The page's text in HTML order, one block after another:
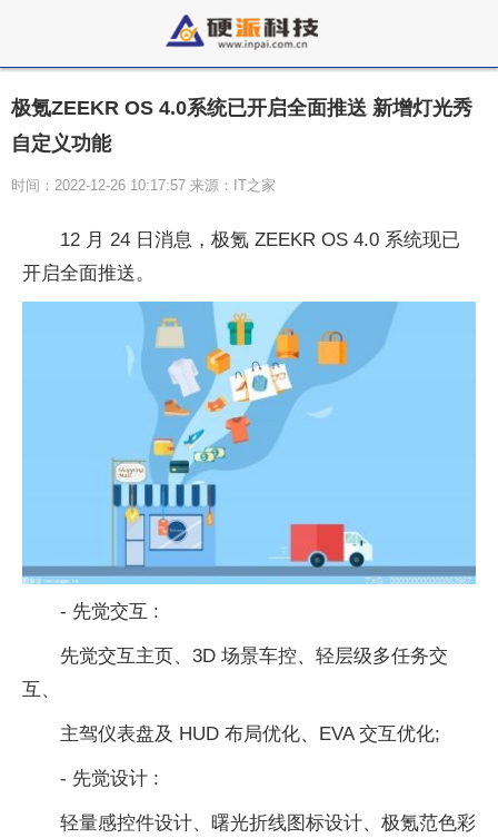
极氪ZEEKR OS 4.0系统已开启全面推送 新增灯光秀
自定义功能
时间：2022-12-26 10:17:57 来源：IT之家
12 月 24 日消息，极氪 ZEEKR OS 4.0 系统现已
开启全面推送。
- 先觉交互 :
先觉交互主页、3D 场景车控、轻层级多任务交
互、
主驾仪表盘及 HUD 布局优化、EVA 交互优化;
- 先觉设计 :
轻量感控件设计、曙光折线图标设计、极氪范色彩